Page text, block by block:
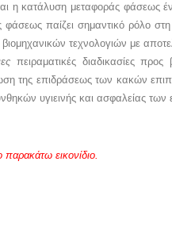
η κατάλυση μεταφοράς φάσεως
παίζει σημαντικό ρόλο
τεχνολογιών με
πειραματικές διαδικασίες
της επιδράσεως των κακών
υγιεινής και ασφαλείας των
παρακάτω εικονίδιο.